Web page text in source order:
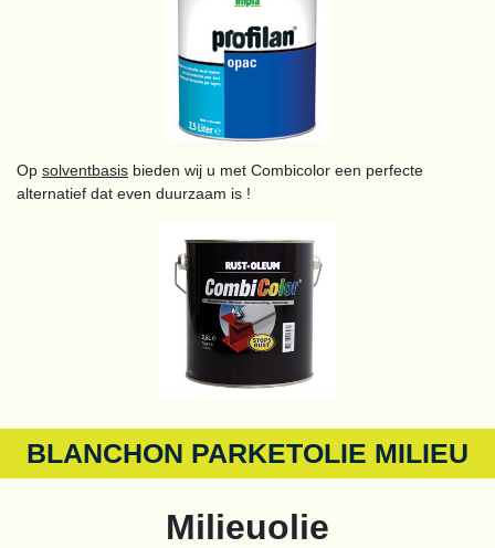
Op solventbasis bieden wij u met Combicolor een perfecte
alternatief dat even duurzaam is !
BLANCHON PARKETOLIE MILIEU
Milieuolie